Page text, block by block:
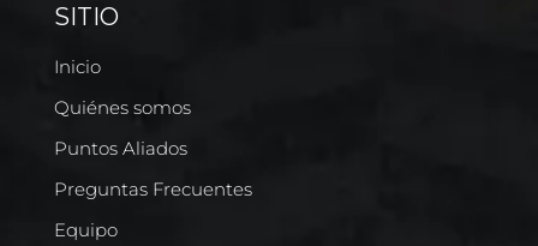
SITIO
Inicio
Quiénes somos
Puntos Aliados
Preguntas Frecuentes
Equipo